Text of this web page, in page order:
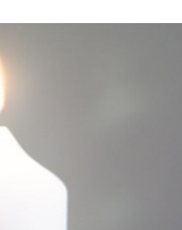
voor de nieuwsbrief en